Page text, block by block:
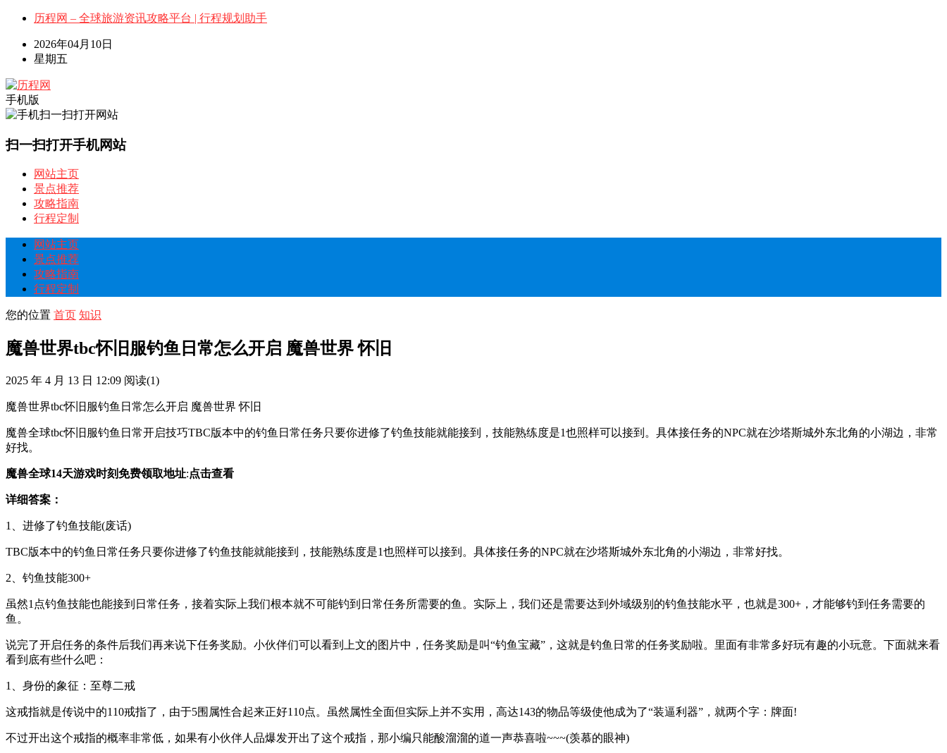
历程网 – 全球旅游资讯攻略平台 | 行程规划助手
2026年04月10日
星期五
手机版
扫一扫打开手机网站
网站主页
景点推荐
攻略指南
行程定制
网站主页
景点推荐
攻略指南
行程定制
您的位置 首页 知识
魔兽世界tbc怀旧服钓鱼日常怎么开启 魔兽世界 怀旧
2025 年 4 月 13 日 12:09 阅读(1)
魔兽世界tbc怀旧服钓鱼日常怎么开启 魔兽世界 怀旧
魔兽全球tbc怀旧服钓鱼日常开启技巧TBC版本中的钓鱼日常任务只要你进修了钓鱼技能就能接到，技能熟练度是1也照样可以接到。具体接任务的NPC就在沙塔斯城外东北角的小湖边，非常
好找。
魔兽全球14天游戏时刻免费领取地址:点击查看
详细答案：
1、进修了钓鱼技能(废话)
TBC版本中的钓鱼日常任务只要你进修了钓鱼技能就能接到，技能熟练度是1也照样可以接到。具体接任务的NPC就在沙塔斯城外东北角的小湖边，非常好找。
2、钓鱼技能300+
虽然1点钓鱼技能也能接到日常任务，接着实际上我们根本就不可能钓到日常任务所需要的鱼。实际上，我们还是需要达到外域级别的钓鱼技能水平，也就是300+，才能够钓到任务需要的
鱼。
说完了开启任务的条件后我们再来说下任务奖励。小伙伴们可以看到上文的图片中，任务奖励是叫“钓鱼宝藏”，这就是钓鱼日常的任务奖励啦。里面有非常多好玩有趣的小玩意。下面就来看
看到底有些什么吧：
1、身份的象征：至尊二戒
这戒指就是传说中的110戒指了，由于5围属性合起来正好110点。虽然属性全面但实际上并不实用，高达143的物品等级使他成为了“装逼利器”，就两个字：牌面!
不过开出这个戒指的概率非常低，如果有小伙伴人品爆发开出了这个戒指，那小编只能酸溜溜的道一声恭喜啦~~~(羡慕的眼神)